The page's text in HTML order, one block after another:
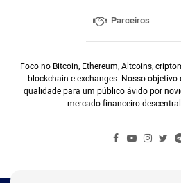
Parceiros
Foco no Bitcoin, Ethereum, Altcoins,
blockchain e exchanges. Nosso
qualidade para um público ávido por
mercado financeiro